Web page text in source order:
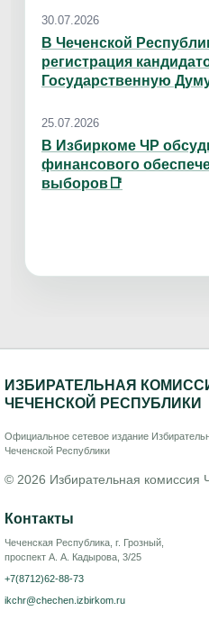
30.07.2026
В Чеченской
регистрация
Государственную
25.07.2026
В Избиркоме ЧР
финансового
выборов📑
ИЗБИРАТЕЛЬНАЯ
ЧЕЧЕНСКОЙ РЕСПУБЛИКИ
Официальное сетевое издание
Чеченской Республики
© 2026 Избирательная комиссия
Контакты
Чеченская Республика, г. Грозный,
проспект А. А. Кадырова, 3/25
+7(8712)62-88-73
ikchr@chechen.izbirkom.ru